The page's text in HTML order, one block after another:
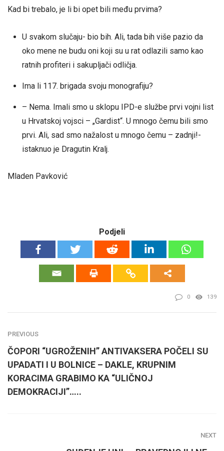
Kad bi trebalo, je li bi opet bili među prvima?
U svakom slučaju- bio bih. Ali, tada bih više pazio da
oko mene ne budu oni koji su u rat odlazili samo kao
ratnih profiteri i sakupljači odličja.
Ima li 117. brigada svoju monografiju?
– Nema. Imali smo u sklopu IPD-e službe prvi vojni list
u Hrvatskoj vojsci – „Gardist“. U mnogo čemu bili smo
prvi. Ali, sad smo nažalost u mnogo čemu – zadnji!-
istaknuo je Dragutin Kralj.
Mladen Pavković
Podjeli
0 139
PREVIOUS
ČOPORI “UGROŽENIH” ANTIVAKSERA POČELI SU
UPADATI I U BOLNICE – DAKLE, KRUPNIM
KORACIMA GRABIMO KA “ULIČNOJ
DEMOKRACIJI”…..
NEXT